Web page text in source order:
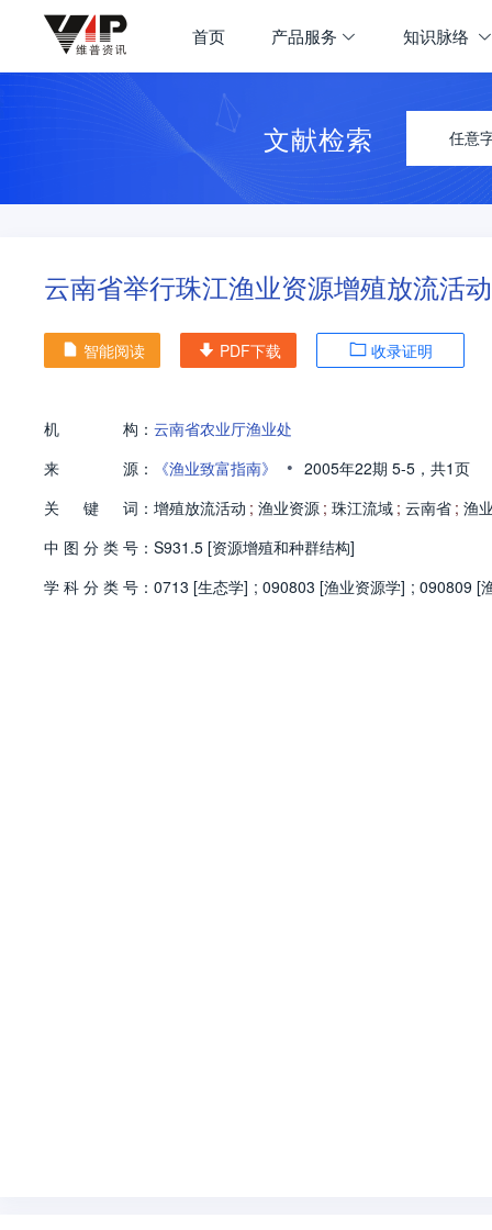
首页 产品服务 知识脉络
文献检索 任意
云南省举行珠江渔业资源增殖放流活动
智能阅读 PDF下载 收录证明
机 构： 云南省农业厅渔业处
来
源： 《渔业致富指南》 • 2005年22期 5-5， 共1页
关
键 词： 增殖放流活动 ; 渔业资源 ; 珠江流域 ; 云南省 ; 渔
中 图 分 类 号： S931.5 [资源增殖和种群结构]
学 科 分 类 号： 0713 [生态学] ; 090803 [渔业资源学] ; 090809 [